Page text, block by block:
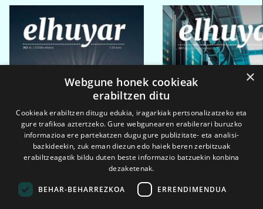
×
Webgune honek cookieak
erabiltzen ditu
Cookieak erabiltzen ditugu edukia, iragarkiak pertsonalizatzeko eta
gure trafikoa aztertzeko. Gure webgunearen erabilerari buruzko
informazioa ere partekatzen dugu gure publizitate- eta analisi-
bazkideekin, zuk eman diezun edo haiek beren zerbitzuak
erabiltzeagatik bildu duten beste informazio batzuekin konbina
dezaketenak.
BEHAR-BEHARREZKOA ERRENDIMENDUA